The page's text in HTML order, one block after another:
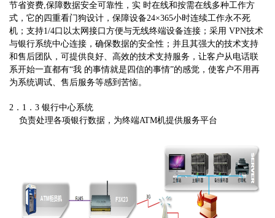
节省资费,保障数据安全可靠性，实 时在线和按需在线多种工作方
式，它的四重看门狗设计，保障设备24×365小时连续工作永不死
机；支持1/4口以太网接口方便与无线终端设备连接；采用 VPN技术
与银行系统中心连接，确保数据的安全性；并且其强大的技术支持
和售后团队，可提供良好、高效的技术支持服务，让客户从电话联
系开始一直都有“我 的事情就是四信的事情”的感觉，使客户不用再
为系统调试、售后服务等感到苦恼。
2．1．3 银行中心系统
负责处理各项银行数据，为终端ATM机提供服务平台